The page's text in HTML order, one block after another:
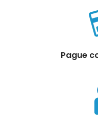
Pague